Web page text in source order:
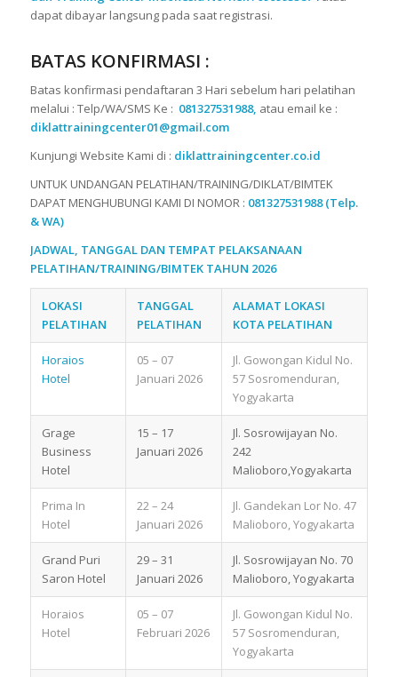
dapat dibayar langsung pada saat registrasi.
BATAS KONFIRMASI :
Batas konfirmasi pendaftaran 3 Hari sebelum hari pelatihan
melalui : Telp/WA/SMS Ke : 081327531988, atau email ke :
diklattrainingcenter01@gmail.com
Kunjungi Website Kami di : diklattrainingcenter.co.id
UNTUK UNDANGAN PELATIHAN/TRAINING/DIKLAT/BIMTEK
DAPAT MENGHUBUNGI KAMI DI NOMOR : 081327531988 (Telp.
& WA)
JADWAL, TANGGAL DAN TEMPAT PELAKSANAAN
PELATIHAN/TRAINING/BIMTEK TAHUN 2026
LOKASI
PELATIHAN
TANGGAL
PELATIHAN
ALAMAT LOKASI
KOTA PELATIHAN
Horaios
Hotel
05 – 07
Januari 2026
Jl. Gowongan Kidul No.
57 Sosromenduran,
Yogyakarta
Grage
Business
Hotel
15 – 17
Januari 2026
Jl. Sosrowijayan No.
242
Malioboro,Yogyakarta
Prima In
Hotel
22 – 24
Januari 2026
Jl. Gandekan Lor No. 47
Malioboro, Yogyakarta
Grand Puri
Saron Hotel
29 – 31
Januari 2026
Jl. Sosrowijayan No. 70
Malioboro, Yogyakarta
Horaios
Hotel
05 – 07
Februari 2026
Jl. Gowongan Kidul No.
57 Sosromenduran,
Yogyakarta